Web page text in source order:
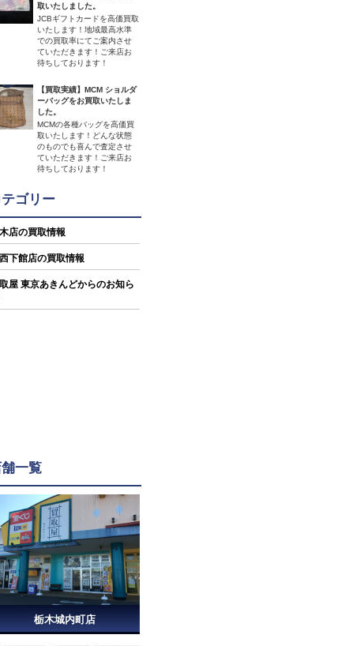
取いたしました。
JCBギフトカードを高価買取
いたします！地域最高水準
での買取率にてご案内させ
ていただきます！ご来店お
待ちしております！
【買取実績】MCM ショルダ
ーバッグをお買取いたしま
した。
MCMの各種バッグを高価買
取いたします！どんな状態
のものでも喜んで査定させ
ていただきます！ご来店お
待ちしております！
テゴリー
店の買取情報
下館店の買取情報
屋 東京あきんどからのお知ら
舗一覧
栃木城内町店